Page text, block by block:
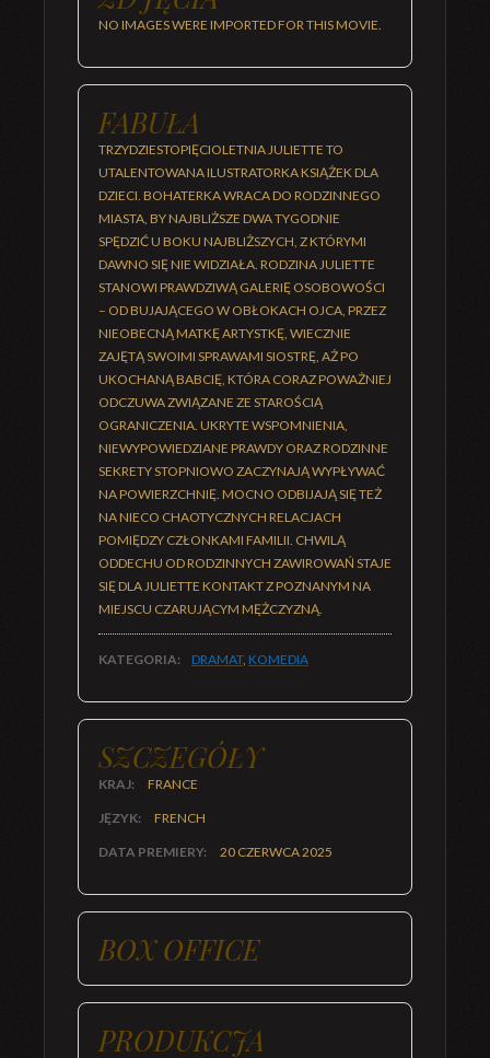
NO IMAGES WERE IMPORTED FOR THIS MOVIE.
FABUŁA
TRZYDZIESTOPIĘCIOLETNIA JULIETTE TO
UTALENTOWANA ILUSTRATORKA KSIĄŻEK DLA
DZIECI. BOHATERKA WRACA DO RODZINNEGO
MIASTA, BY NAJBLIŻSZE DWA TYGODNIE
SPĘDZIĆ U BOKU NAJBLIŻSZYCH, Z KTÓRYMI
DAWNO SIĘ NIE WIDZIAŁA. RODZINA JULIETTE
STANOWI PRAWDZIWĄ GALERIĘ OSOBOWOŚCI
– OD BUJAJĄCEGO W OBŁOKACH OJCA, PRZEZ
NIEOBECNĄ MATKĘ ARTYSTKĘ, WIECZNIE
ZAJĘTĄ SWOIMI SPRAWAMI SIOSTRĘ, AŻ PO
UKOCHANĄ BABCIĘ, KTÓRA CORAZ POWAŻNIEJ
ODCZUWA ZWIĄZANE ZE STAROŚCIĄ
OGRANICZENIA. UKRYTE WSPOMNIENIA,
NIEWYPOWIEDZIANE PRAWDY ORAZ RODZINNE
SEKRETY STOPNIOWO ZACZYNAJĄ WYPŁYWAĆ
NA POWIERZCHNIĘ. MOCNO ODBIJAJĄ SIĘ TEŻ
NA NIECO CHAOTYCZNYCH RELACJACH
POMIĘDZY CZŁONKAMI FAMILII. CHWILĄ
ODDECHU OD RODZINNYCH ZAWIROWAŃ STAJE
SIĘ DLA JULIETTE KONTAKT Z POZNANYM NA
MIEJSCU CZARUJĄCYM MĘŻCZYZNĄ.
KATEGORIA: DRAMAT, KOMEDIA
SZCZEGÓŁY
KRAJ: FRANCE
JĘZYK: FRENCH
DATA PREMIERY: 20 CZERWCA 2025
BOX OFFICE
PRODUKCJA